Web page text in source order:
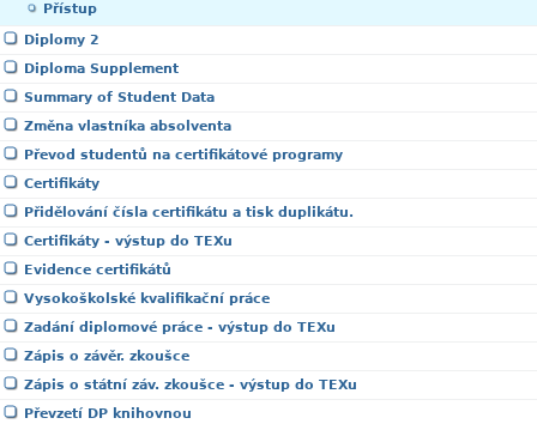
Přístup
Diplomy 2
Diploma Supplement
Summary of Student Data
Změna vlastníka absolventa
Převod studentů na certifikátové programy
Certifikáty
Přidělování čísla certifikátu a tisk duplikátu.
Certifikáty - výstup do TEXu
Evidence certifikátů
Vysokoškolské kvalifikační práce
Zadání diplomové práce - výstup do TEXu
Zápis o závěr. zkoušce
Zápis o státní záv. zkoušce - výstup do TEXu
Převzetí DP knihovnou